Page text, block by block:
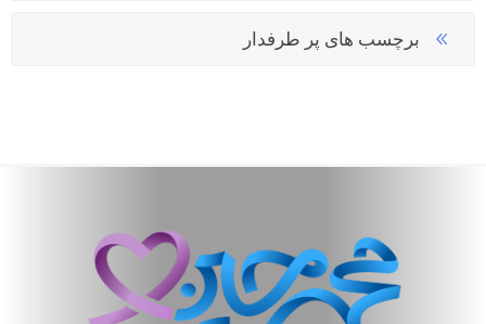
برچسب های پر طرفدار